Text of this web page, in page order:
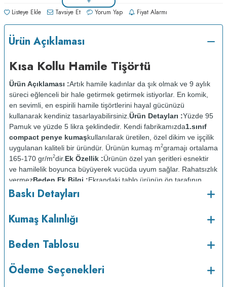
Listeye Ekle Tavsiye Et Yorum Yap Fiyat Alarmı
Ürün Açıklaması
Kısa Kollu Hamile Tişörtü
Ürün Açıklaması :Artık hamile kadınlar da şık olmak ve 9 aylık
süreci eğlenceli bir hale getirmek getirmek istiyorlar. En komik,
en sevimli, en espirili hamile tişörtlerini hayal gücünüzü
kullanarak kendiniz tasarlayabilirsiniz. Ürün Detayları :Yüzde 95
Pamuk ve yüzde 5 likra şeklindedir. Kendi fabrikamızda1.sınıf
compact penye kumaşkullanılarak üretilen, özel dikim ve işçilik
uygulanan kaliteli bir üründür. Ürünün kumaş m2gramajı ortalama
165-170 gr/m2dir. Ek Özellik :Ürünün özel yan şeritleri esnektir
ve hamilelik boyunca büyüyerek vucüda uyum sağlar. Rahatsızlık
vermezBeden Ek Bilgi :Ekrandaki tablo ürünün ön tarafının
ölçüsüdür. Arka taraf ön taraftan 2cm daha kısadır.
Baskılarda kullanılan boyalar sertifikalı ve güvenlidir;
maksimum 30 o C de ve tersten yıkanır.
Orta ısıda ve tersten
Baskı Detayları
Kumaş Kalınlığı
Beden Tablosu
Ödeme Seçenekleri